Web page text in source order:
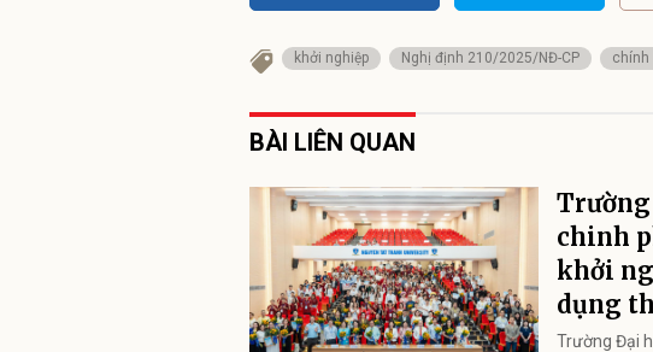
khởi nghiệp Nghị định 210/2025/NĐ-CP chính
BÀI LIÊN QUAN
chinh
khởi
dụng
Trường Đại